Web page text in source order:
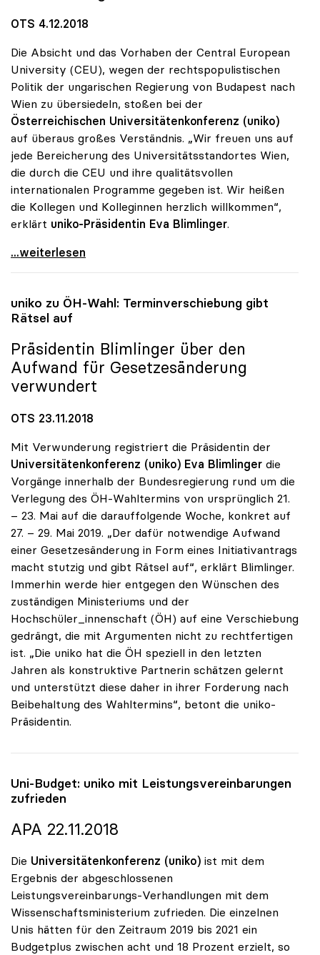
OTS 4.12.2018
Die Absicht und das Vorhaben der Central European
University (CEU), wegen der rechtspopulistischen
Politik der ungarischen Regierung von Budapest nach
Wien zu übersiedeln, stoßen bei der
Österreichischen Universitätenkonferenz (uniko)
auf überaus großes Verständnis. „Wir freuen uns auf
jede Bereicherung des Universitätsstandortes Wien,
die durch die CEU und ihre qualitätsvollen
internationalen Programme gegeben ist. Wir heißen
die Kollegen und Kolleginnen herzlich willkommen“,
erklärt uniko-Präsidentin Eva Blimlinger.
uniko sieht Privatuniversität CEU als Bereicherung
...weiterlesen
uniko zu ÖH-Wahl: Terminverschiebung gibt
Rätsel auf
Präsidentin Blimlinger über den
Aufwand für Gesetzesänderung
verwundert
OTS 23.11.2018
Mit Verwunderung registriert die Präsidentin der
Universitätenkonferenz (uniko) Eva Blimlinger die
Vorgänge innerhalb der Bundesregierung rund um die
Verlegung des ÖH-Wahltermins von ursprünglich 21.
– 23. Mai auf die darauffolgende Woche, konkret auf
27. – 29. Mai 2019. „Der dafür notwendige Aufwand
einer Gesetzesänderung in Form eines Initiativantrags
macht stutzig und gibt Rätsel auf“, erklärt Blimlinger.
Immerhin werde hier entgegen den Wünschen des
zuständigen Ministeriums und der
Hochschüler_innenschaft (ÖH) auf eine Verschiebung
gedrängt, die mit Argumenten nicht zu rechtfertigen
ist. „Die uniko hat die ÖH speziell in den letzten
Jahren als konstruktive Partnerin schätzen gelernt
und unterstützt diese daher in ihrer Forderung nach
Beibehaltung des Wahltermins“, betont die uniko-
Präsidentin.
Uni-Budget: uniko mit Leistungsvereinbarungen
zufrieden
APA 22.11.2018
Die Universitätenkonferenz (uniko) ist mit dem
Ergebnis der abgeschlossenen
Leistungsvereinbarungs-Verhandlungen mit dem
Wissenschaftsministerium zufrieden. Die einzelnen
Unis hätten für den Zeitraum 2019 bis 2021 ein
Budgetplus zwischen acht und 18 Prozent erzielt, so